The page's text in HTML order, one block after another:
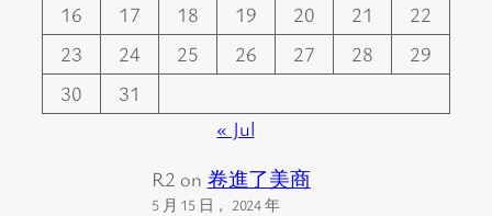
16
17 18 19 20 21
22
23
24 25 26 27 28
29
30
31
« Jul
R2 on 卷進了美商
5 月 15 日， 2024 年